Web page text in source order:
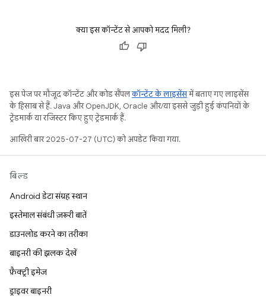
क्या इस कॉन्टेंट से आपको मदद मिली?
इस पेज पर मौजूद कॉन्टेंट और कोड सैंपलकॉन्टेंट के लाइसेंसमें बताए गए लाइसेंस
के हिसाब से हैं. Java और OpenJDK, Oracle और/या इससे जुड़ी हुई कंपनियों के
ट्रेडमार्क या रजिस्टर किए हुए ट्रेडमार्क हैं.
आखिरी बार 2025-07-27 (UTC) को अपडेट किया गया.
बिल्ड
Android डेटा संग्रह स्थान
इस्तेमाल संबंधी ज़रूरी बातें
डाउनलोड करने का तरीका
बाइनरी की झलक देखें
फ़ैक्ट्री इमेज
ड्राइवर बाइनरी